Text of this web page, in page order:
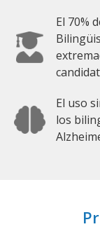
El 70%
El uso
los